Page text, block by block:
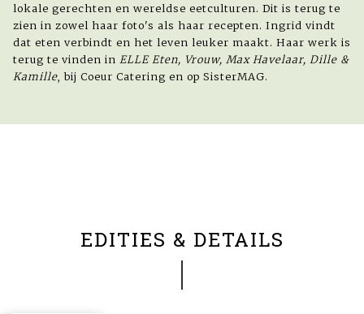
lokale gerechten en wereldse eetculturen. Dit is terug te
zien in zowel haar foto's als haar recepten. Ingrid vindt
dat eten verbindt en het leven leuker maakt. Haar werk is
terug te vinden in ELLE Eten, Vrouw, Max Havelaar, Dille &
Kamille , bij Coeur Catering en op SisterMAG.
EDITIES & DETAILS